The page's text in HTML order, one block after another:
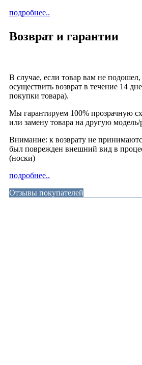
подробнее..
Возврат и гарантии
В случае, если товар вам не
осуществить возврат в течение 14
покупки товара).
Мы гарантируем 100% прозрачную
или замену товара на другую модель/
Внимание: к возврату не
был поврежден внешний вид в
(носки)
подробнее..
Отзывы покупателей